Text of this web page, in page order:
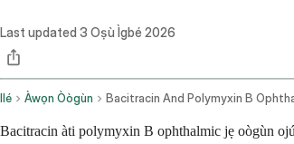
Last updated 3 Oṣù Ìgbé 2026
Ilé Àwọn Òògùn Bacitracin And Polymyxin B
Bacitracin àti polymyxin B ophthalmic jẹ oògùn